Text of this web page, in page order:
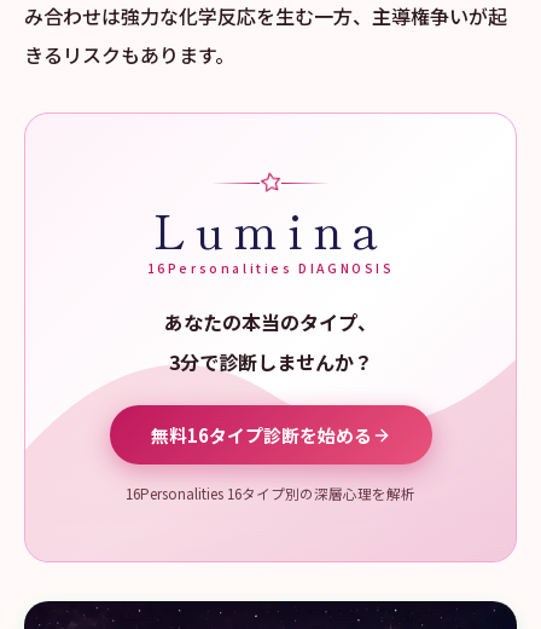
み合わせは強力な化学反応を生む一方、主導権争いが起
きるリスクもあります。
Lumina
16Personalities DIAGNOSIS
あなたの本当のタイプ、
3分で診断しませんか？
無料16タイプ診断を始める
16Personalities 16タイプ別の深層心理を解析